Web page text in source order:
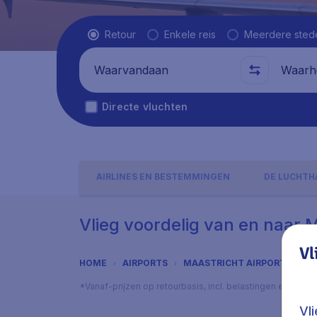
Vluchttype
Retour Enkele reis Meerdere
Waarvandaan
Directe vluchten
AIRLINES EN BESTEMMINGEN DE
Vlieg voordelig van en naar
HOME AIRPORTS MAASTRICHT AIRPORT
*Vanaf-prijzen op retourbasis, incl. belastingen en